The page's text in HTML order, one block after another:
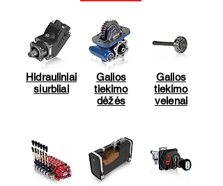
Hidrauliniai
siurbliai
Galios
tiekimo
dėžės
Galios
tiekimo
velenai